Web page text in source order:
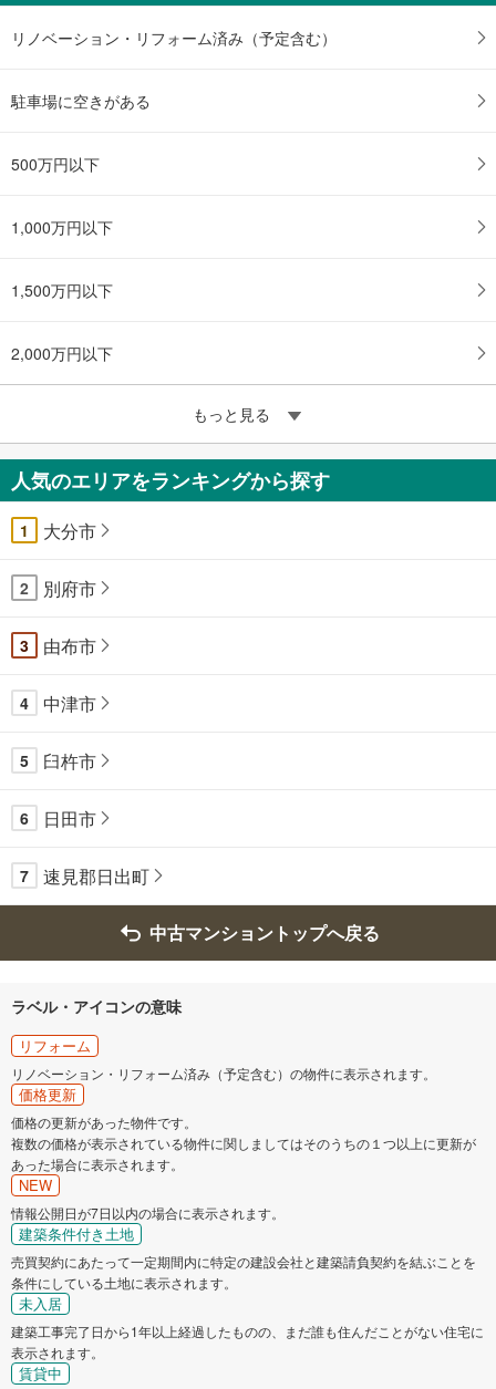
リノベーション・リフォーム済み（予定含む）
駐車場に空きがある
500万円以下
1,000万円以下
1,500万円以下
2,000万円以下
もっと見る
人気のエリアをランキングから探す
1 大分市
2 別府市
3 由布市
4 中津市
5 臼杵市
6 日田市
7 速見郡日出町
中古マンショントップへ戻る
ラベル・アイコンの意味
リフォーム
リノベーション・リフォーム済み（予定含む）の物件に表示されます。
価格更新
価格の更新があった物件です。
複数の価格が表示されている物件に関しましてはそのうちの１つ以上に更新が
あった場合に表示されます。
NEW
情報公開日が7日以内の場合に表示されます。
建築条件付き土地
売買契約にあたって一定期間内に特定の建設会社と建築請負契約を結ぶことを
条件にしている土地に表示されます。
未入居
建築工事完了日から1年以上経過したものの、まだ誰も住んだことがない住宅に
表示されます。
賃貸中